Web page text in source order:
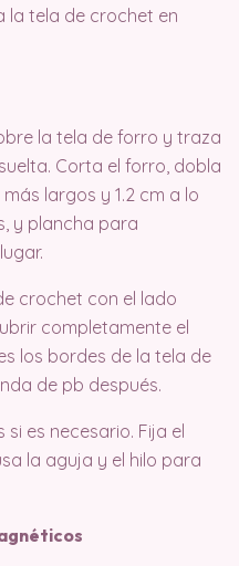
la tela de crochet en
la tela de forro y traza
Corta el forro, dobla
largos y 1.2 cm a lo
y plancha para
crochet con el lado
completamente el
los bordes de la tela de
de pb después.
es necesario. Fija el
la aguja y el hilo para